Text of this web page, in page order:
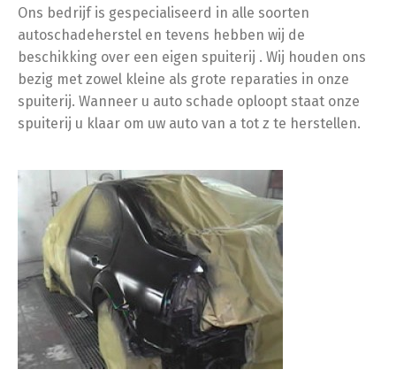
Ons bedrijf is gespecialiseerd in alle soorten
autoschadeherstel en tevens hebben wij de
beschikking over een eigen spuiterij . Wij houden ons
bezig met zowel kleine als grote reparaties in onze
spuiterij. Wanneer u auto schade oploopt staat onze
spuiterij u klaar om uw auto van a tot z te herstellen.